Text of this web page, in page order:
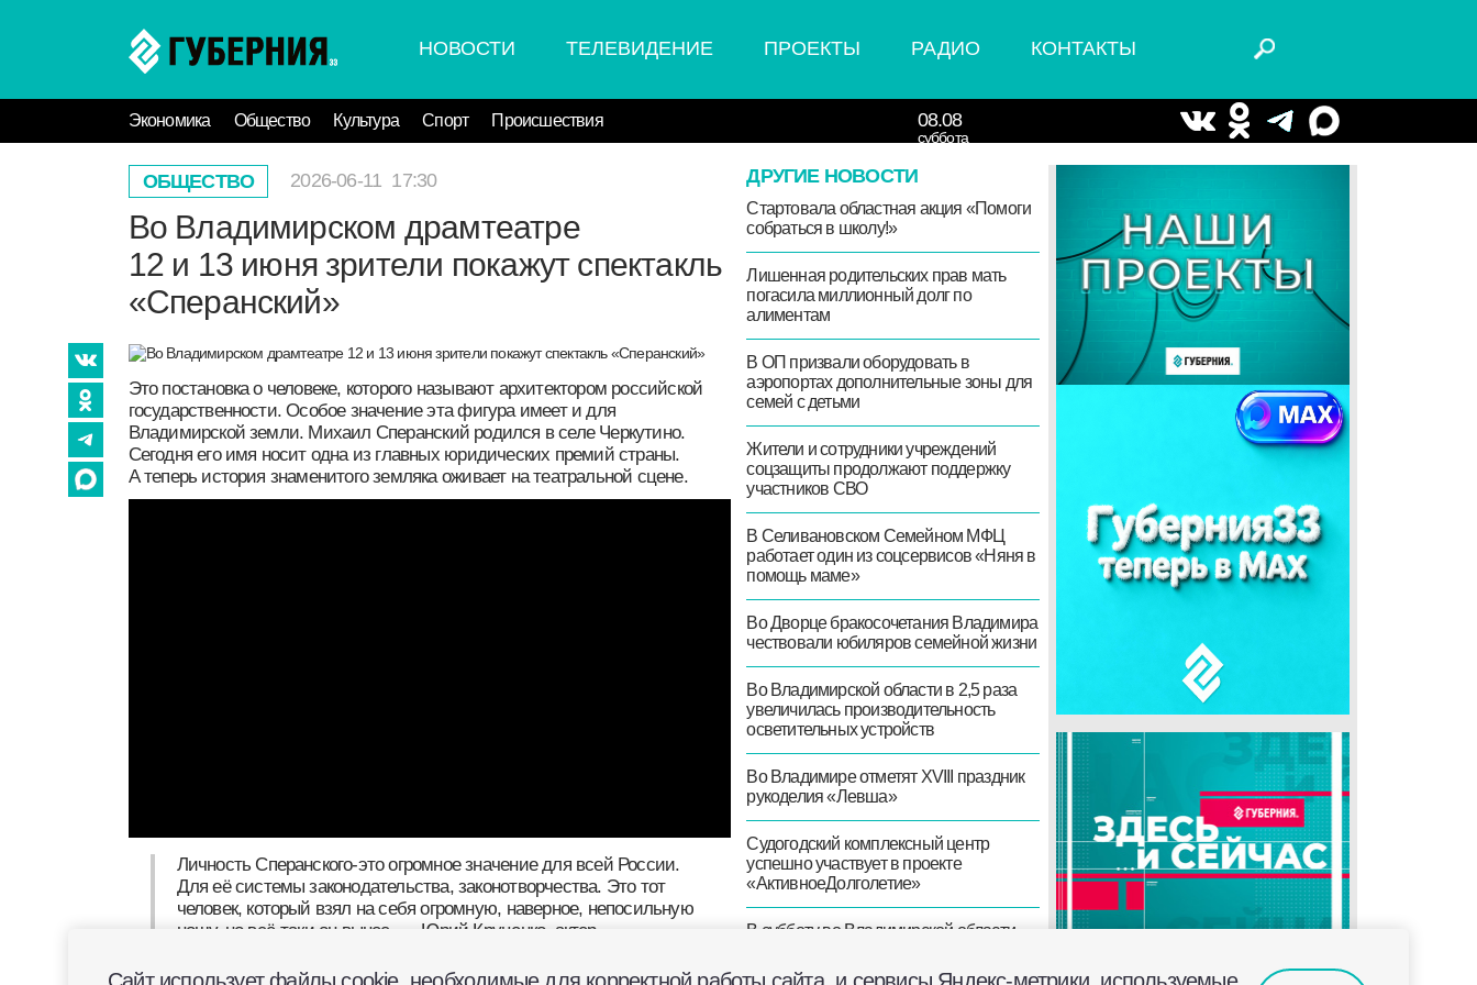
НОВОСТИ ТЕЛЕВИДЕНИЕ ПРОЕКТЫ РАДИО КОНТАКТЫ
Экономика Общество Культура Спорт Происшествия 08.08
суббота
ОБЩЕСТВО 2026-06-11 17:30
Во Владимирском драмтеатре
12 и 13 июня зрители покажут
спектакль «Сперанский»
Это постановка о человеке, которого называют архитектором
российской государственности. Особое значение эта фигура
имеет и для Владимирской земли. Михаил Сперанский родился
в селе Черкутино. Сегодня его имя носит одна из главных
Личность Сперанского-это огромное значение для всей
ДРУГИЕ НОВОСТИ
Стартовала областная акция
«Помоги собраться в школу!»
Лишенная родительских прав
мать погасила миллионный долг
по алиментам
В ОП призвали оборудовать в
аэропортах дополнительные
зоны для семей с детьми
Жители и сотрудники
учреждений соцзащиты
продолжают поддержку
В Селивановском Семейном
МФЦ работает один из
соцсервисов «Няня в помощь
маме»
Во Дворце бракосочетания
Владимира чествовали
юбиляров семейной жизни
Во Владимирской области в 2,5
раза увеличилась
осветительных устройств
Во Владимире отметят XVIII
праздник рукоделия «Левша»
центр успешно участвует в
Сайт использует файлы cookie, необходимые для корректной работы сайта, и сервисы Яндекс-метрики,